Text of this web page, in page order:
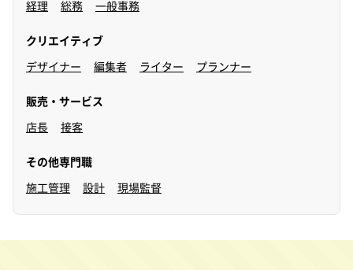
経理 総務 一般事務
クリエイティブ
デザイナー 編集者 ライター プランナー
販売・サービス
店長 接客
その他専門職
施工管理 設計 現場監督